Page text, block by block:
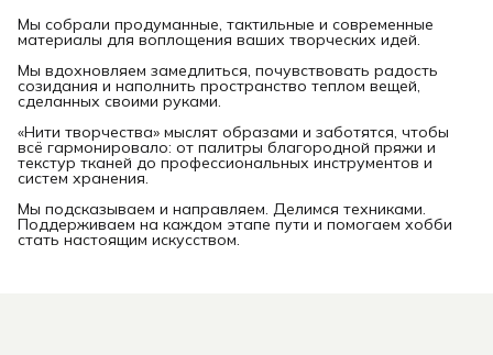
Мы собрали продуманные, тактильные и современные
материалы для воплощения ваших творческих идей.
Мы вдохновляем замедлиться, почувствовать радость
созидания и наполнить пространство теплом вещей,
сделанных своими руками.
«Нити творчества» мыслят образами и заботятся, чтобы
всё гармонировало: от палитры благородной пряжи и
текстур тканей до профессиональных инструментов и
систем хранения.
Мы подсказываем и направляем. Делимся техниками.
Поддерживаем на каждом этапе пути и помогаем хобби
стать настоящим искусством.